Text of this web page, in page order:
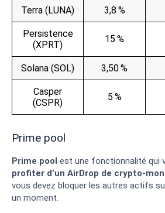
Terra (LUNA) 3,8 %
Persistence
(XPRT)
15 %
Solana (SOL) 3,50 %
Casper
(CSPR)
5 %
Prime pool
Prime pool est une fonctionnalité qui
profiter d’un AirDrop de crypto-
vous devez bloquer les autres actifs
un moment.